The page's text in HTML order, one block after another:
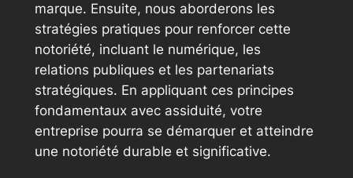
marque. Ensuite, nous aborderons les
stratégies pratiques pour renforcer cette
notoriété, incluant le numérique, les
relations publiques et les partenariats
stratégiques. En appliquant ces principes
fondamentaux avec assiduité, votre
entreprise pourra se démarquer et atteindre
une notoriété durable et significative.